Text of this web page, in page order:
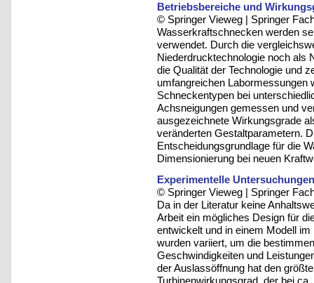
Betriebsbereiche und
© Springer Vieweg | Springer
Wasserkraftschnecken werden
verwendet. Durch die
Niederdrucktechnologie noch als
die Qualität der Technologie und
umfangreichen Labormessungen
Schneckentypen bei
Achsneigungen gemessen und
ausgezeichnete Wirkungsgrade
veränderten Gestaltparametern.
Entscheidungsgrundlage für die
Dimensionierung bei neuen
Experimentelle
© Springer Vieweg | Springer
Da in der Literatur keine
Arbeit ein mögliches Design für
entwickelt und in einem Modell
wurden variiert, um die
Geschwindigkeiten und
der Auslassöffnung hat den
Turbinenwirkungsgrad, der bei